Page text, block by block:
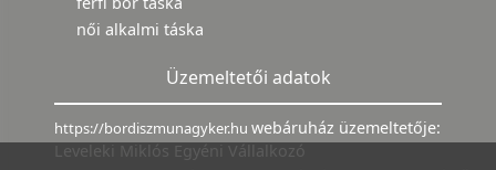
női alkalmi táska
Üzemeltetői adatok
https://bordiszmunagyker.hu webáruház üzemeltetője:
Leveleki Miklós Egyéni Vállalkozó